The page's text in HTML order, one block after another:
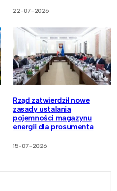
22-07-2026
Rząd zatwierdził nowe
zasady ustalania
pojemności magazynu
energii dla prosumenta
15-07-2026